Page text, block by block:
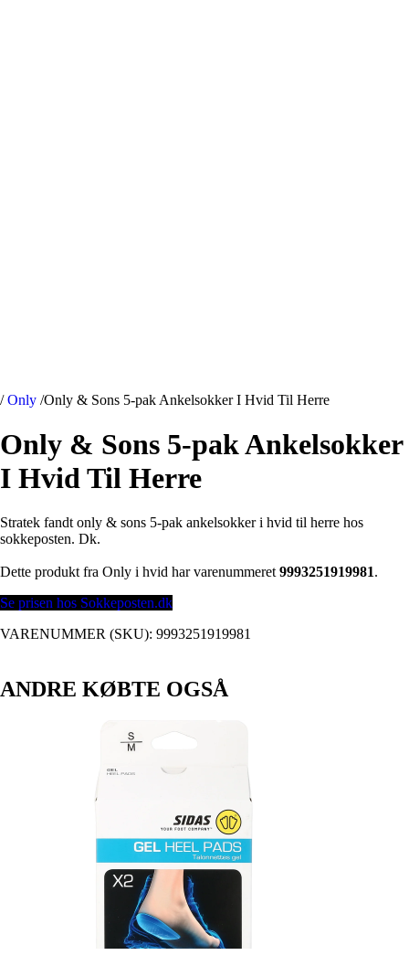
/ Only /Only & Sons 5-pak Ankelsokker I Hvid Til Herre
Only & Sons 5-pak Ankelsokker
I Hvid Til Herre
Stratek fandt only & sons 5-pak ankelsokker i hvid til herre hos
sokkeposten. Dk.
Dette produkt fra Only i hvid har varenummeret 9993251919981.
Se prisen hos Sokkeposten.dk
VARENUMMER (SKU): 9993251919981
ANDRE KØBTE OGSÅ